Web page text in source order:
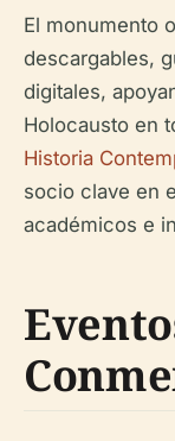
El monumento
descargables,
digitales,
Holocausto en
Historia
socio clave en
académicos e